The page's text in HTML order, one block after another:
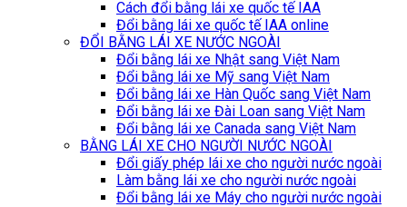
Cách đổi bằng lái xe quốc tế IAA
Đổi bằng lái xe quốc tế IAA online
ĐỔI BẰNG LÁI XE NƯỚC NGOÀI
Đổi bằng lái xe Nhật sang Việt Nam
Đổi bằng lái xe Mỹ sang Việt Nam
Đổi bằng lái xe Hàn Quốc sang Việt Nam
Đổi bằng lái xe Đài Loan sang Việt Nam
Đổi bằng lái xe Canada sang Việt Nam
BẰNG LÁI XE CHO NGƯỜI NƯỚC NGOÀI
Đổi giấy phép lái xe cho người nước ngoài
Làm bằng lái xe cho người nước ngoài
Đổi bằng lái xe Máy cho người nước ngoài